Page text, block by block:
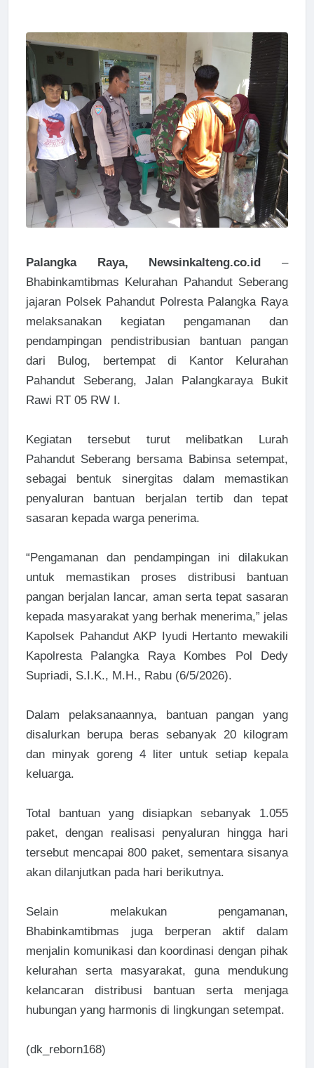
Palangka Raya, Newsinkalteng.co.id –
Bhabinkamtibmas Kelurahan Pahandut Seberang
jajaran Polsek Pahandut Polresta Palangka Raya
melaksanakan kegiatan pengamanan dan
pendampingan pendistribusian bantuan pangan
dari Bulog, bertempat di Kantor Kelurahan
Pahandut Seberang, Jalan Palangkaraya Bukit
Rawi RT 05 RW I.
Kegiatan tersebut turut melibatkan Lurah
Pahandut Seberang bersama Babinsa setempat,
sebagai bentuk sinergitas dalam memastikan
penyaluran bantuan berjalan tertib dan tepat
sasaran kepada warga penerima.
“Pengamanan dan pendampingan ini dilakukan
untuk memastikan proses distribusi bantuan
pangan berjalan lancar, aman serta tepat sasaran
kepada masyarakat yang berhak menerima,” jelas
Kapolsek Pahandut AKP Iyudi Hertanto mewakili
Kapolresta Palangka Raya Kombes Pol Dedy
Supriadi, S.I.K., M.H., Rabu (6/5/2026).
Dalam pelaksanaannya, bantuan pangan yang
disalurkan berupa beras sebanyak 20 kilogram
dan minyak goreng 4 liter untuk setiap kepala
keluarga.
Total bantuan yang disiapkan sebanyak 1.055
paket, dengan realisasi penyaluran hingga hari
tersebut mencapai 800 paket, sementara sisanya
akan dilanjutkan pada hari berikutnya.
Selain melakukan pengamanan,
Bhabinkamtibmas juga berperan aktif dalam
menjalin komunikasi dan koordinasi dengan pihak
kelurahan serta masyarakat, guna mendukung
kelancaran distribusi bantuan serta menjaga
hubungan yang harmonis di lingkungan setempat.
(dk_reborn168)